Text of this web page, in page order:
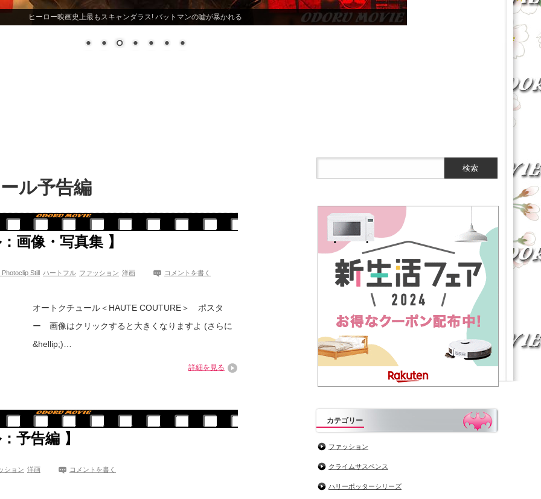
ヒーロー映画史上最もスキャンダラス! バットマンの嘘が暴かれる
ル予告編
画像・写真集 】
Still ハートフル ファッション 洋画 コメントを書く
オートクチュール＜HAUTE COUTURE＞ ポスタ
ー 画像はクリックすると大きくなりますよ (さらに
&hellip;)…
詳細を見る
予告編 】
ション 洋画 コメントを書く
カテゴリー
ファッション
クライムサスペンス
ハリーポッターシリーズ